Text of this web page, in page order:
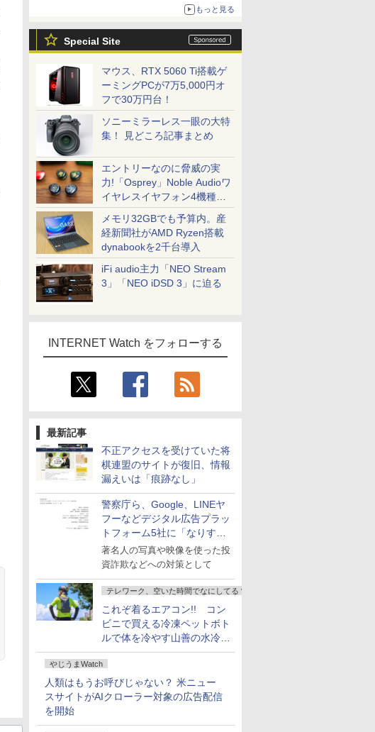
ーズ 予算を抑えて導入でき、ECCメモリへの
もっと見る
Special Site
マウス、RTX 5060 Ti搭載ゲ
ーミングPCが7万5,000円オ
フで30万円台！
ソニーミラーレス一眼の大特
集！ 見どころ記事まとめ
エントリーなのに脅威の実
力!「Osprey」Noble Audioワ
イヤレスイヤフォン4機種を
一気に聴く
メモリ32GBでも予算内。産
経新聞社がAMD Ryzen搭載
dynabookを2千台導入
iFi audio主力「NEO Stream
3」「NEO iDSD 3」に迫る
INTERNET Watch をフォローする
最新記事
不正アクセスを受けていた将
棋連盟のサイトが復旧、情報
漏えいは「痕跡なし」
警察庁ら、Google、LINEヤ
フーなどデジタル広告プラッ
トフォーム5社に「なりすま
し詐欺広告」対策強化を要請
著名人の写真や映像を使った投
資詐欺などへの対策として
テレワーク、空いた時間でなにしてる？
これぞ着るエアコン!! コン
ビニで買える冷凍ペットボト
ルで体を冷やす山善の水冷ベ
ストがロードバイクにちょう
どいい【ぼっち・ざ・ろー
ど！その14】
やじうまWatch
人類はもうお呼びじゃない？ 米ニュー
スサイトがAIクローラー対象の広告配信
を開始